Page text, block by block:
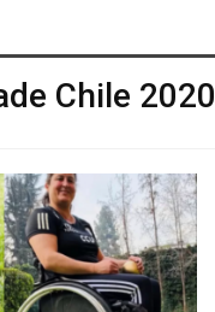
Chile 2020